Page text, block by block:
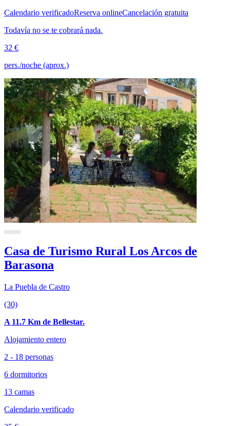
Calendario verificadoReserva onlineCancelación gratuita
Todavía no se te cobrará nada.
32 €
pers./noche (aprox.)
Casa de Turismo Rural Los Arcos de
Barasona
La Puebla de Castro
(30)
A 11.7 Km de Bellestar.
Alojamiento entero
2 - 18 personas
6 dormitorios
13 camas
Calendario verificado